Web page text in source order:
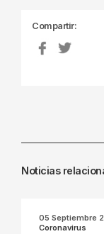
Compartir:
Noticias
05 Septiembre
Coronavirus